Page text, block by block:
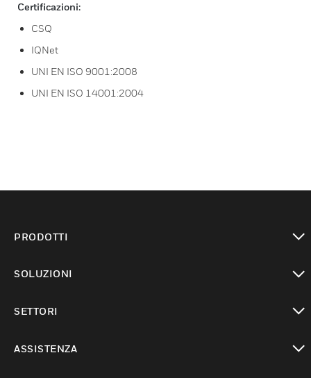
Certificazioni:
CSQ
IQNet
UNI EN ISO 9001:2008
UNI EN ISO 14001:2004
PRODOTTI
SOLUZIONI
SETTORI
ASSISTENZA